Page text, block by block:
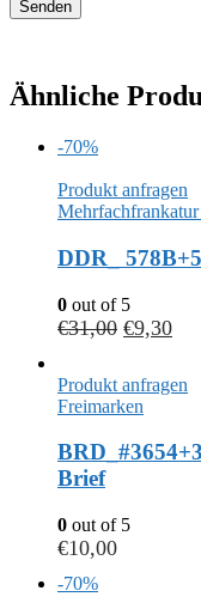
Ähnliche
-70%
Produkt anfragen
DDR_
0 out of 5
€31,00 €9,30
Produkt anfragen
Freimarken
Brief
0 out of 5
€10,00
-70%